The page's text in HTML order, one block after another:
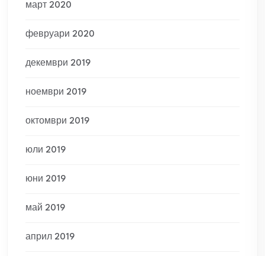
март 2020
февруари 2020
декември 2019
ноември 2019
октомври 2019
юли 2019
юни 2019
май 2019
април 2019